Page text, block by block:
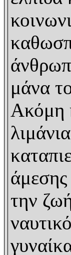
μάνα
Ακόμη
την